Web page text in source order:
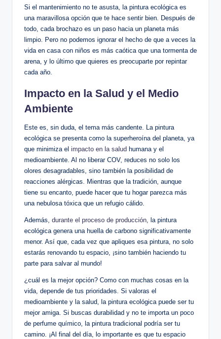
Si el mantenimiento no te asusta, la pintura ecológica es
una maravillosa opción que te hace sentir bien. Después de
todo, cada brochazo es un paso hacia un planeta más
limpio. Pero no podemos ignorar el hecho de que a veces la
vida en casa con niños es más caótica que una tormenta de
arena, y lo último que quieres es preocuparte por repintar
cada año.
Impacto en la Salud y el Medio
Ambiente
Este es, sin duda, el tema más candente. La pintura
ecológica se presenta como la superheroína del planeta, ya
que minimiza el impacto en la salud humana y el
medioambiente. Al no liberar COV, reduces no solo los
olores desagradables, sino también la posibilidad de
reacciones alérgicas. Mientras que la tradición, aunque
tiene su encanto, puede hacer que tu hogar parezca más
una nebulosa tóxica que un refugio cálido.
Además, durante el proceso de producción, la pintura
ecológica genera una huella de carbono significativamente
menor. Así que, cada vez que apliques esa pintura, no solo
estarás renovando tu espacio, ¡sino también haciendo tu
parte para salvar al mundo!
¿cuál es la mejor opción? Como con muchas cosas en la
vida, depende de tus prioridades. Si valoras el
medioambiente y la salud, la pintura ecológica puede ser tu
mejor amiga. Si buscas durabilidad y no te importa un poco
de perfume químico, la pintura tradicional podría ser tu
camino. ¡Al final del día, lo importante es que tu espacio